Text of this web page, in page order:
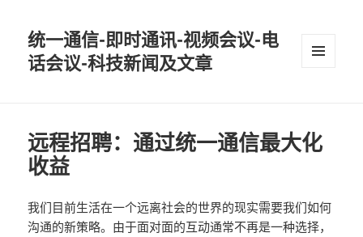
统一通信-即时通讯-视频会议-电
话会议-科技新闻及文章
远程招聘：通过统一通信最大化
收益
我们目前生活在一个远离社会的世界的现实需要我们如何
沟通的新策略。由于面对面的互动通常不再是一种选择，